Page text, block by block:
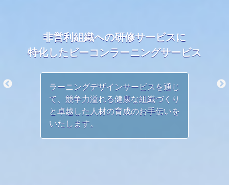
非営利組織への研修サービスに
特化したビーコンラーニングサービス
ラーニングデザインサービスを通じ
て、競争力溢れる健康な組織づくり
と卓越した人材の育成のお手伝いを
いたします。